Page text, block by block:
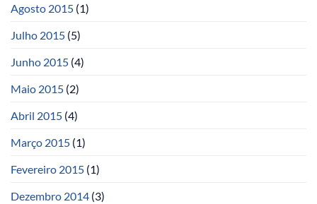
Agosto 2015 (1)
Julho 2015 (5)
Junho 2015 (4)
Maio 2015 (2)
Abril 2015 (4)
Março 2015 (1)
Fevereiro 2015 (1)
Dezembro 2014 (3)